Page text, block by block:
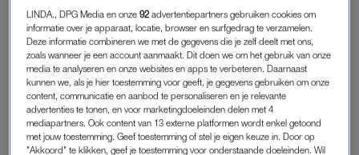
doen, aangezien hij geen minister van Volksgezondheid meer
is.
Maar hij ‘hecht er aan om de vragen die zijn opgekomen zelf
te beantwoorden en de context te kunnen toelichten’, zo
schrijft hij.
Tekst gaat verder onder de tweet.
LINDA., DPG Media en onze92 advertentiepartners gebruiken cookies om
informatie over je apparaat, locatie, browser en surfgedrag te verzamelen.
Deze informatie combineren we met de gegevens die je zelf deelt met ons,
zoals wanneer je een account aanmaakt. Dit doen we om het gebruik van onze
media te analyseren en onze websites en apps te verbeteren. Daarnaast
kunnen we, als je hier toestemming voor geeft, je gegevens gebruiken om onze
content, communicatie en aanbod te personaliseren en je relevante
advertenties te tonen, en voor marketingdoeleinden delen met 4
mediapartners. Ook content van 13 externe platformen wordt enkel getoond
met jouw toestemming. Geef toestemming of stel je eigen keuze in. Door op
"Akkoord" te klikken, geef je toestemming voor onderstaande doeleinden. Wil